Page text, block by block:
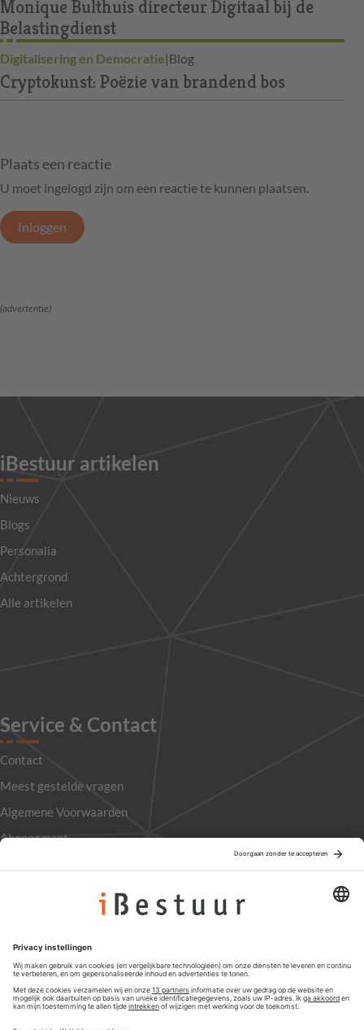
Monique Bulthuis directeur Digitaal bij de
Belastingdienst
Digitalisering en Democratie|Blog
Cryptokunst: Poëzie van brandend bos
Plaats een reactie
U moet ingelogd zijn om een reactie te kunnen plaatsen.
Inloggen
(advertentie)
iBestuur artikelen
Nieuws
Blogs
Personalia
Achtergrond
Alle artikelen
Service & Contact
Contact
Meest gestelde vragen
Algemene Voorwaarden
Abonnement
Privacyinstellingen